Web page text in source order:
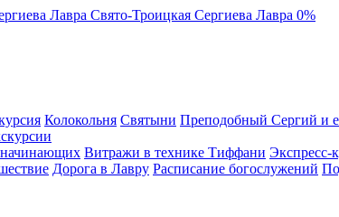
Лавра Свято-Троицкая Сергиева Лавра 0%
Колокольня Святыни Преподобный Сергий и
начинающих Витражи в технике Тиффани Экспресс-
Дорога в Лавру Расписание богослужений